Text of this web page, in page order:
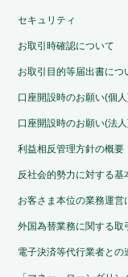
セキュリティ
お取引時確認について
お取引目的等届出書につ
口座開設時のお願い(個
口座開設時のお願い(法
利益相反管理方針の概要
反社会的勢力に対する基
お客さま本位の業務運営
外国為替業務に関する取
電子決済等代行業者と